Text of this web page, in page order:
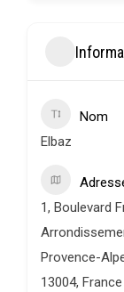
Nom
Elbaz
1, Boulevard
Provence-
13004, France